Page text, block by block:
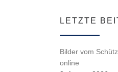
LETZTE
Bilder vom
online